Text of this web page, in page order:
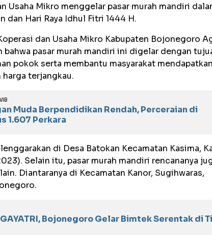
Usaha Mikro menggelar pasar murah mandiri
dan Hari Raya Idhul Fitri 1444 H.
dan Usaha Mikro Kabupaten Bojonegoro
pasar murah mandiri ini digelar dengan
pokok serta membantu masyarakat
terjangkau.
Muda Berpendidikan Rendah, Perceraian di
1.607 Perkara
di Desa Batokan Kecamatan Kasima,
Selain itu, pasar murah mandiri rencananya
Diantaranya di Kecamatan Kanor, Sugihwaras,
Bojonegoro Gelar Bimtek Serentak di